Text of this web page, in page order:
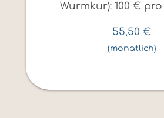
Wurmkur): 100 €
55,50 €
(monatlich)